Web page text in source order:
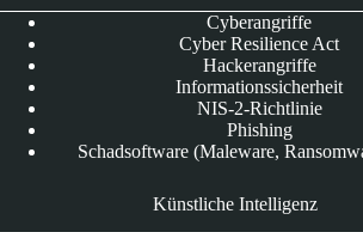
Cyberangriffe
Cyber Resilience Act
Hackerangriffe
Informationssicherheit
NIS-2-Richtlinie
Phishing
Schadsoftware (Maleware,
Künstliche Intelligenz